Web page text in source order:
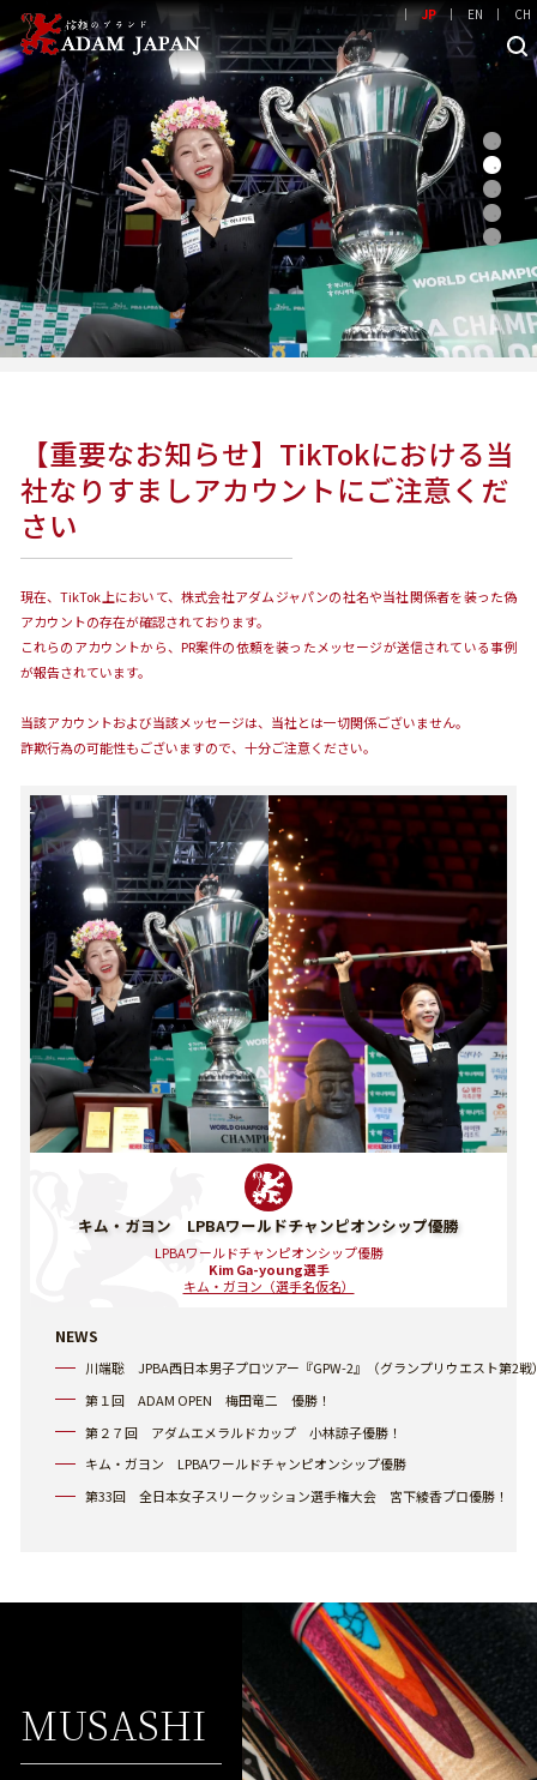
JP EN CH
【重要なお知らせ】TikTokにおける当
社なりすましアカウントにご注意くだ
さい
現在、TikTok上において、株式会社アダムジャパンの社名や当社関係者を装った偽
アカウントの存在が確認されております。
これらのアカウントから、PR案件の依頼を装ったメッセージが送信されている事例
が報告されています。
当該アカウントおよび当該メッセージは、当社とは一切関係ございません。
詐欺行為の可能性もございますので、十分ご注意ください。
キム・ガヨン LPBAワールドチャンピオンシップ優勝
LPBAワールドチャンピオンシップ優勝
Kim Ga-young選手
キム・ガヨン（選手名仮名）
NEWS
川端聡 JPBA西日本男子プロツアー『GPW-2』（グランプリウエスト第2
第１回 ADAM OPEN 梅田竜二 優勝！
第２７回 アダムエメラルドカップ 小林諒子優勝！
キム・ガヨン LPBAワールドチャンピオンシップ優勝
第33回 全日本女子スリークッション選手権大会 宮下綾香プロ優勝！
MUSASHI